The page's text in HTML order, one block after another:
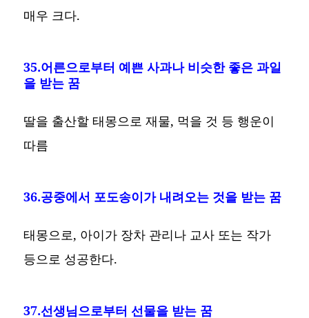
매우 크다.
35.어른으로부터 예쁜 사과나 비슷한 좋은 과일
을 받는 꿈
딸을 출산할 태몽으로 재물, 먹을 것 등 행운이
따름
36.공중에서 포도송이가 내려오는 것을 받는 꿈
태몽으로, 아이가 장차 관리나 교사 또는 작가
등으로 성공한다.
37.선생님으로부터 선물을 받는 꿈